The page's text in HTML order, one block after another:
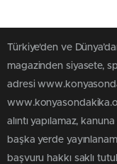
Türkiye'den ve
magazinden siyasete,
adresi
alıntı yapılamaz,
başka yerde
başvuru hakkı saklı